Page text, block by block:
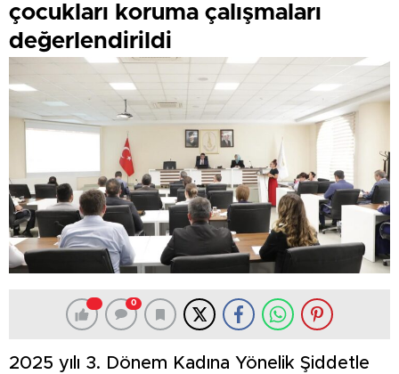
çocukları koruma çalışmaları
değerlendirildi
0
2025 yılı 3. Dönem Kadına Yönelik Şiddetle